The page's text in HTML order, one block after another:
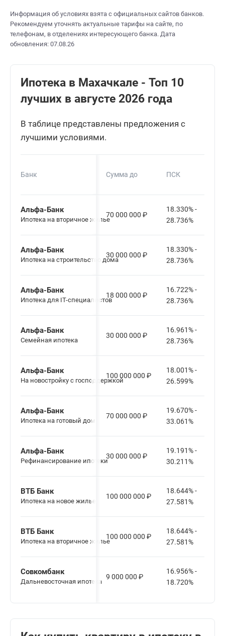
Информация об условиях взята с официальных сайтов банков.
Рекомендуем уточнять актуальные тарифы на сайте, по
телефонам, в отделениях интересующего банка. Дата
обновления: 07.08.26
Ипотека в Махачкале - Топ 10
лучших в августе 2026 года
В таблице представлены предложения с
лучшими условиями.
Банк Сумма до ПСК
Альфа-Банк
Ипотека на вторичное жилье
70 000 000 ₽
18.330% -
28.736%
Альфа-Банк
Ипотека на строительство дома
30 000 000 ₽
18.330% -
28.736%
Альфа-Банк
Ипотека для IT-специалистов
18 000 000 ₽
16.722% -
28.736%
Альфа-Банк
Семейная ипотека
30 000 000 ₽
16.961% -
28.736%
Альфа-Банк
На новостройку с господдержкой
100 000 000 ₽
18.001% -
26.599%
Альфа-Банк
Ипотека на готовый дом
70 000 000 ₽
19.670% -
33.061%
Альфа-Банк
Рефинансирование ипотеки
30 000 000 ₽
19.191% -
30.211%
ВТБ Банк
Ипотека на новое жилье
100 000 000 ₽
18.644% -
27.581%
ВТБ Банк
Ипотека на вторичное жилье
100 000 000 ₽
18.644% -
27.581%
Совкомбанк
Дальневосточная ипотека
9 000 000 ₽
16.956% -
18.720%